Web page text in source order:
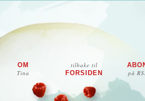
på
tilbake til
FORSIDEN
OM
Tina